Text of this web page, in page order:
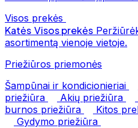
Visos prekės
Katės Visos prekės
asortimentą vienoje vietoje.
Priežiūros priemonės
Šampūnai ir kondicionieriai
priežiūra
Akių priežiūra
burnos priežiūra
Kitos
Gydymo priežiūra